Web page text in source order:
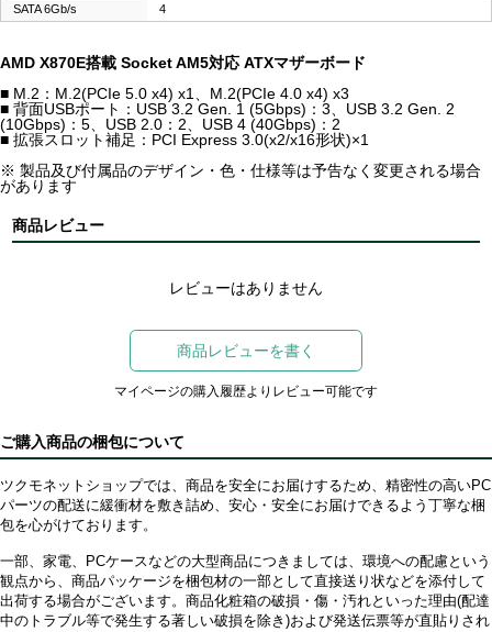
SATA 6Gb/s
4
AMD X870E搭載 Socket AM5対応 ATXマザーボード
■ M.2：M.2(PCIe 5.0 x4) x1、M.2(PCIe 4.0 x4) x3
■ 背面USBポート：USB 3.2 Gen. 1 (5Gbps)：3、USB 3.2 Gen. 2
(10Gbps)：5、USB 2.0：2、USB 4 (40Gbps)：2
■ 拡張スロット補足：PCI Express 3.0(x2/x16形状)×1
※ 製品及び付属品のデザイン・色・仕様等は予告なく変更される場合
があります
商品レビュー
レビューはありません
商品レビューを書く
マイページの購入履歴よりレビュー可能です
ご購入商品の梱包について
ツクモネットショップでは、商品を安全にお届けするため、精密性の高いPC
パーツの配送に緩衝材を敷き詰め、安心・安全にお届けできるよう丁寧な梱
包を心がけております。
一部、家電、PCケースなどの大型商品につきましては、環境への配慮という
観点から、商品パッケージを梱包材の一部として直接送り状などを添付して
出荷する場合がございます。商品化粧箱の破損・傷・汚れといった理由(配達
中のトラブル等で発生する著しい破損を除き)および発送伝票等が直貼りされ